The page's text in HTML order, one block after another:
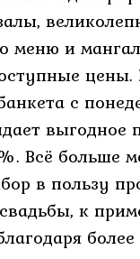
меню и
цены.
с
выгодное
Всё больше
в пользу
к